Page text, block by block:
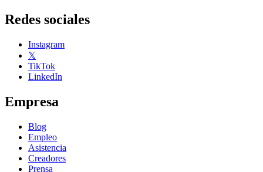
Redes sociales
Instagram
𝕏
TikTok
LinkedIn
Empresa
Blog
Empleo
Asistencia
Creadores
Prensa